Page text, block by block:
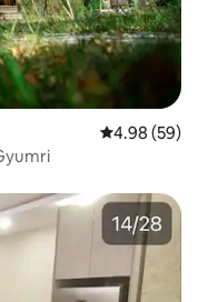
Calificación
4.98 (59)